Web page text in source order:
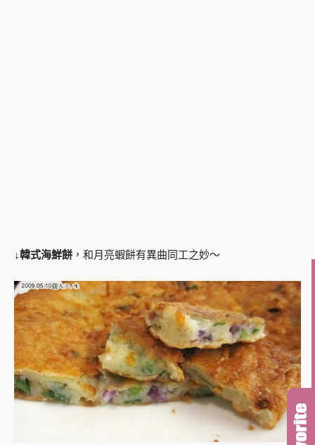
↓韓式海鮮餅 ，和月亮蝦餅有異曲同工之妙～